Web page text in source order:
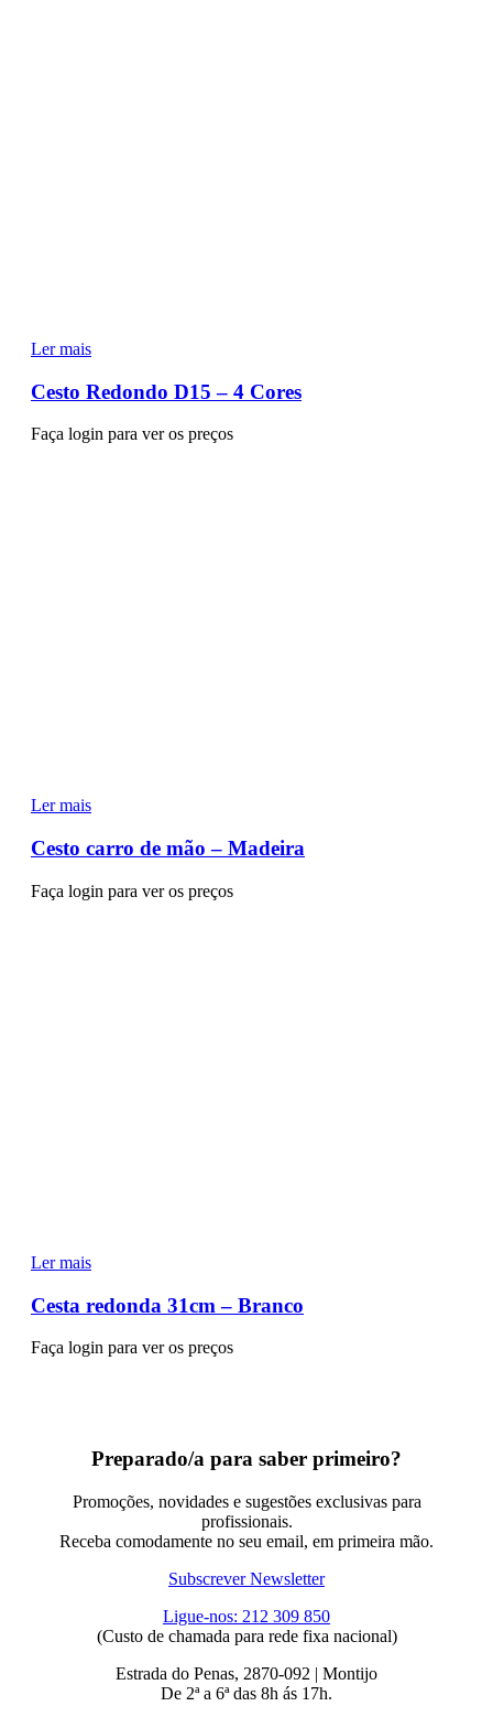
Ler mais
Cesto Redondo D15 – 4 Cores
Faça login para ver os preços
Ler mais
Cesto carro de mão – Madeira
Faça login para ver os preços
Ler mais
Cesta redonda 31cm – Branco
Faça login para ver os preços
Preparado/a para saber primeiro?
Promoções, novidades e sugestões exclusivas para
profissionais.
Receba comodamente no seu email, em primeira mão.
Subscrever Newsletter
Ligue-nos: 212 309 850
(Custo de chamada para rede fixa nacional)
Estrada do Penas, 2870-092 | Montijo
De 2ª a 6ª das 8h ás 17h.